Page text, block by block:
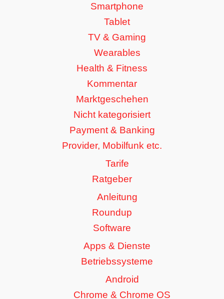
Smartphone
Tablet
TV & Gaming
Wearables
Health & Fitness
Kommentar
Marktgeschehen
Nicht kategorisiert
Payment & Banking
Provider, Mobilfunk etc.
Tarife
Ratgeber
Anleitung
Roundup
Software
Apps & Dienste
Betriebssysteme
Android
Chrome & Chrome OS